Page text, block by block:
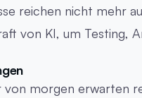
reichen nicht mehr
von KI, um Testing,
von morgen erwarten